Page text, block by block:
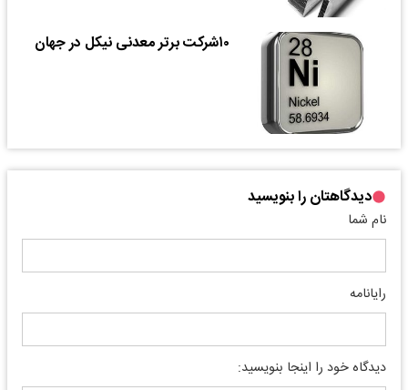
۱۰شرکت برتر معدنی نیکل در جهان
دیدگاهتان را بنویسید
نام شما
رایانامه
دیدگاه خود را اینجا بنویسید: